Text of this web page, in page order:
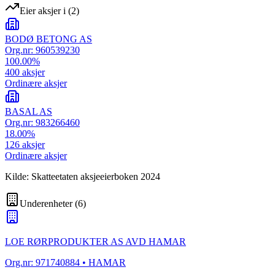
Eier aksjer i (2)
BODØ BETONG AS
Org.nr: 960539230
100.00%
400 aksjer
Ordinære aksjer
BASAL AS
Org.nr: 983266460
18.00%
126 aksjer
Ordinære aksjer
Kilde: Skatteetaten aksjeeierboken 2024
Underenheter(6)
LOE RØRPRODUKTER AS AVD HAMAR
Org.nr: 971740884 • HAMAR